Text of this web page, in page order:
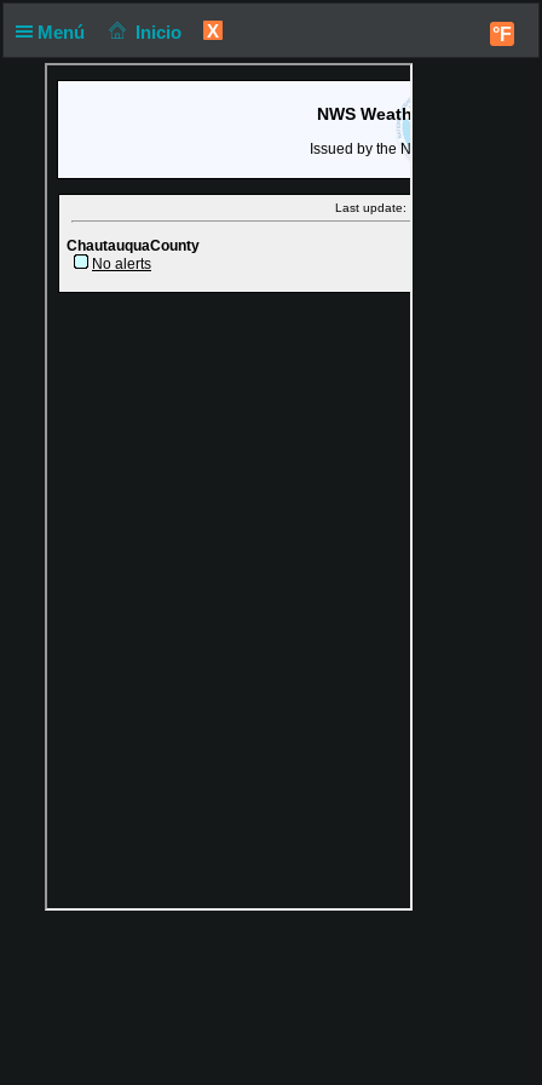
Menú Inicio X °F